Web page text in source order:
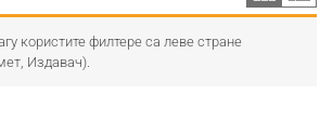
користите филтере са леве стране
Издавач).